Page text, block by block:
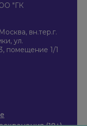
"ГК
вн.тер.г.
ул.
помещение 1/1